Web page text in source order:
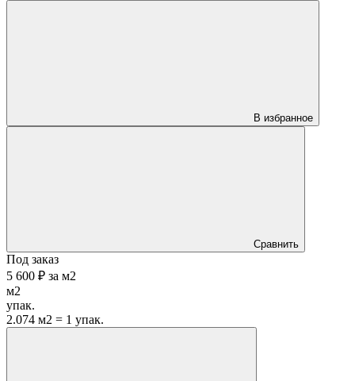
В избранное
Сравнить
Под заказ
5 600 ₽ за м2
м2
упак.
2.074 м2 = 1 упак.